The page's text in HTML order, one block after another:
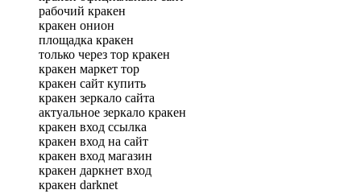
рабочий кракен
кракен онион
площадка кракен
только через тор кракен
кракен маркет тор
кракен сайт купить
кракен зеркало сайта
актуальное зеркало кракен
кракен вход ссылка
кракен вход на сайт
кракен вход магазин
кракен даркнет вход
кракен darknet